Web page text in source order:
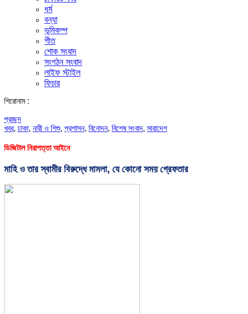
ধর্ম
বন্যা
ভূমিকম্প
শীত
শোক সংবাদ
সংগঠন সংবাদ
লাইফ স্টাইল
ফিচার
শিরোনাম :
প্রচ্ছদ
খবর, ঢাকা, নারী ও শিশু, প্রশাসন, বিনোদন, বিশেষ সংবাদ, সারাদেশ
ডিজিটাল নিরাপত্তা আইনে
মাহি ও তার স্বামীর বিরুদ্ধে মামলা, যে কোনো সময় গ্রেফতার